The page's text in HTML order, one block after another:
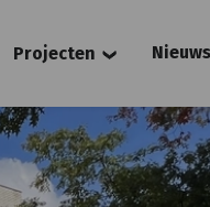
Projecten Nieuws